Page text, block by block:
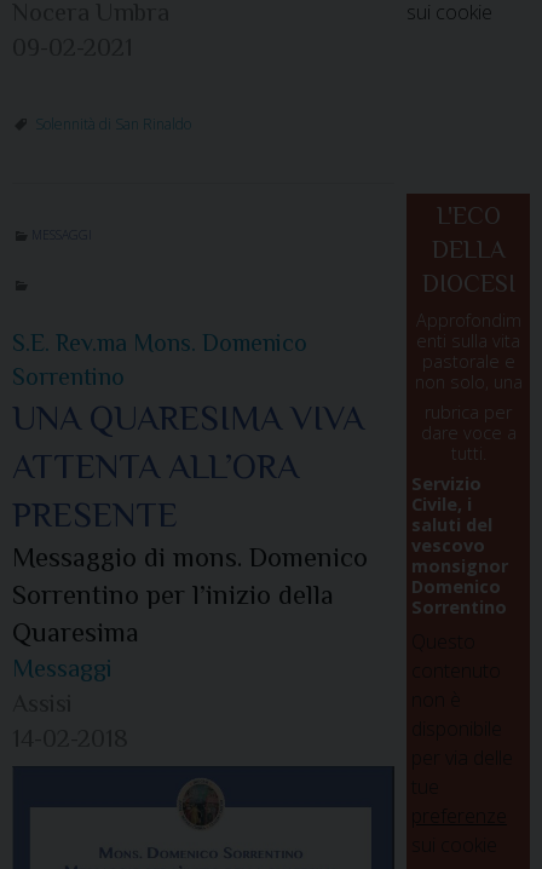
Solennità di San Rinaldo
S.E. Rev.ma Mons. Domenico
Sorrentino
UNA QUARESIMA VIVA
ATTENTA ALL’ORA
PRESENTE
Messaggio di mons. Domenico
Sorrentino per l’inizio della
Quaresima
Messaggi
sui cookie
L'ECO
DELLA
DIOCESI
Approfondim
enti sulla vita
pastorale e
non solo, una
rubrica per
dare voce a
tutti.
Servizio
Civile, i
saluti del
vescovo
monsignor
Domenico
Sorrentino